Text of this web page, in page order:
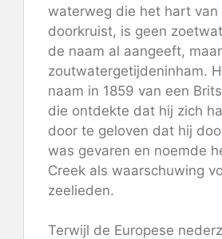
waterweg die het hart van
doorkruist, is geen
de naam al aangeeft,
zoutwatergetijdeninham.
naam in 1859 van een
die ontdekte dat hij zich
door te geloven dat hij
was gevaren en noemde
Creek als waarschuwing
zeelieden.
Terwijl de Europese